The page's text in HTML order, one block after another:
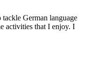
German language
activities that I enjoy. I